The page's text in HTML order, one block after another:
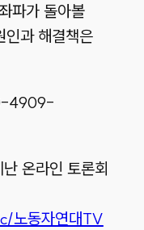
파가 돌아볼
인과 해결책은
4909-
온라인 토론회
노동자연대TV